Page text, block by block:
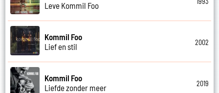
Leve Kommil Foo
Kommil Foo
Lief en stil
2002
Kommil Foo
Liefde zonder meer
2019